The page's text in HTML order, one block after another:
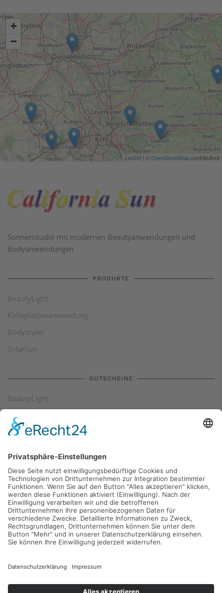
Sonnenstudio mit modernen Beautyanwendungen und
Bodyanwendungen
PRODUKTE
BeautyLight
Kälteplattenanwendung
Bodystyler
Solarium
GUTSCHEINE
BeautyLight
Kälteplattenanwendung
Bodystyler
SIE MÖCHTEN UNS ETWAS SAGEN
info@californiasun-sonnenstudio.de
SIE FINDEN UNS AUF